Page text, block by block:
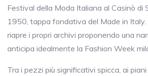
Festival della Moda Italiana al Casinò di
1950, tappa fondativa del Made in Italy.
riapre i propri archivi proponendo una
anticipa idealmente la Fashion Week
Tra i pezzi più significativi spicca, ai piani